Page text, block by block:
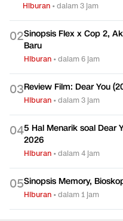
Hiburan •dalam 3 jam
02Sinopsis Flex x Cop 2,
Baru
Hiburan •dalam 6 jam
03Review Film: Dear You
Hiburan •dalam 3 jam
045 Hal Menarik soal Dear
2026
Hiburan •dalam 4 jam
05Sinopsis Memory,
Hiburan •dalam 1 jam